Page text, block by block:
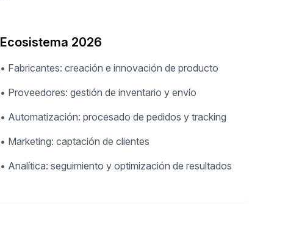
Ecosistema 2026
• Fabricantes: creación e innovación de producto
• Proveedores: gestión de inventario y envío
• Automatización: procesado de pedidos y tracking
• Marketing: captación de clientes
• Analítica: seguimiento y optimización de resultados